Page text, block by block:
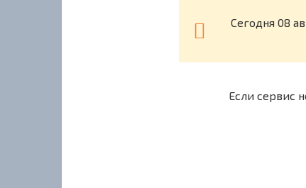
Cегодня 08
Если сервис